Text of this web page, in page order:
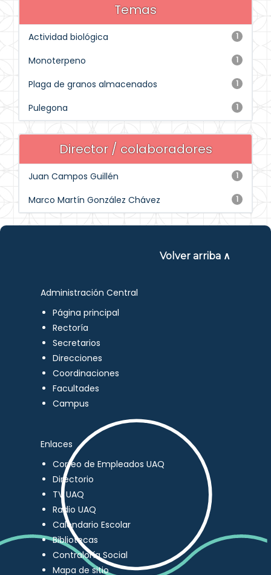
Temas
1
Actividad biológica
1
Monoterpeno
1
Plaga de granos almacenados
1
Pulegona
Director / colaboradores
1
Juan Campos Guillén
1
Marco Martín González Chávez
Volver arriba ∧
Administración Central
Página principal
Rectoría
Secretarios
Direcciones
Coordinaciones
Facultades
Campus
Enlaces
Correo de Empleados UAQ
Directorio
TV UAQ
Radio UAQ
Calendario Escolar
Bibliotecas
Contraloría Social
Mapa de sitio